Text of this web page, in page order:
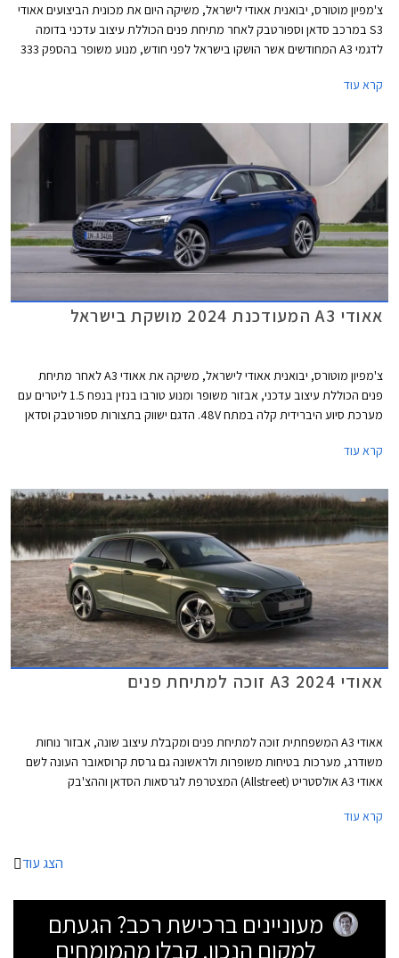
צ'מפיון מוטורס, יבואנית אאודי לישראל, משיקה היום את מכונית הביצועים אאודי
S3 במרכב סדאן וספורטבק לאחר מתיחת פנים הכוללת עיצוב עדכני בדומה
לדגמי A3 המחודשים אשר הושקו בישראל לפני חודש, מנוע משופר בהספק 333
קרא עוד
אאודי A3 המעודכנת 2024 מושקת בישראל
צ'מפיון מוטורס, יבואנית אאודי לישראל, משיקה את אאודי A3 לאחר מתיחת
פנים הכוללת עיצוב עדכני, אבזור משופר ומנוע טורבו בנזין בנפח 1.5 ליטרים עם
מערכת סיוע היברידית קלה במתח 48V. הדגם ישווק בתצורות ספורטבק וסדאן
פנאי שטח, לא מגיעה לישראל בשלב זה.
קרא עוד
אאודי A3 2024 זוכה למתיחת פנים
אאודי A3 המשפחתית זוכה למתיחת פנים ומקבלת עיצוב שונה, אבזור נוחות
משודרג, מערכות בטיחות משופרות ולראשונה גם גרסת קרוסאובר העונה לשם
אאודי A3 אולסטריט (Allstreet) המצטרפת לגרסאות הסדאן וההצ'בק
קרא עוד
הצג עוד
מעוניינים ברכישת רכב? הגעתם
למקום הנכון. קבלו מהמומחים